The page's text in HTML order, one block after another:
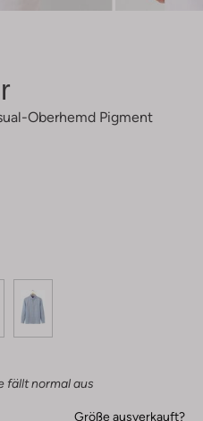
Oberhemd Pigment
fällt normal aus
Größe ausverkauft?